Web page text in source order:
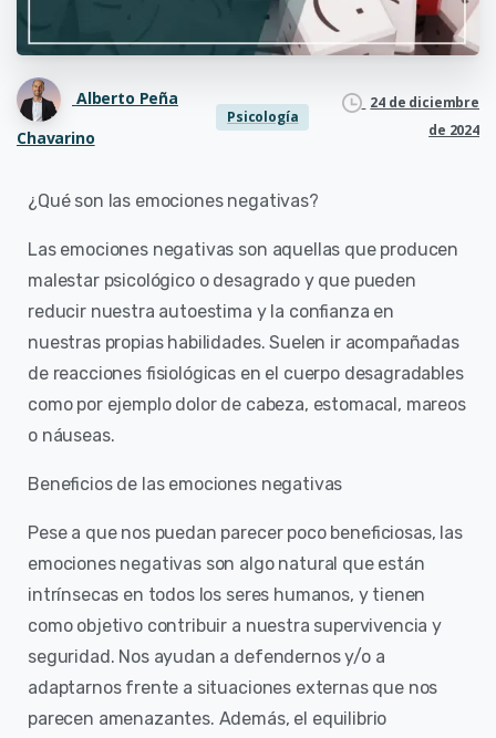
Alberto Peña
Chavarino
Psicología
24 de diciembre
de 2024
¿Qué son las emociones negativas?
Las emociones negativas son aquellas que producen
malestar psicológico o desagrado y que pueden
reducir nuestra autoestima y la confianza en
nuestras propias habilidades. Suelen ir acompañadas
de reacciones fisiológicas en el cuerpo desagradables
como por ejemplo dolor de cabeza, estomacal, mareos
o náuseas.
Beneficios de las emociones negativas
Pese a que nos puedan parecer poco beneficiosas, las
emociones negativas son algo natural que están
intrínsecas en todos los seres humanos, y tienen
como objetivo contribuir a nuestra supervivencia y
seguridad. Nos ayudan a defendernos y/o a
adaptarnos frente a situaciones externas que nos
parecen amenazantes. Además, el equilibrio